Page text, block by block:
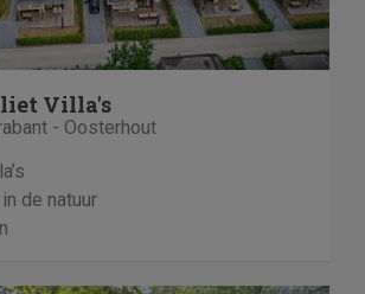
Villa's
- Oosterhout
de natuur